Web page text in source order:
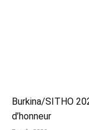
Burkina/SITHO
d’honneur